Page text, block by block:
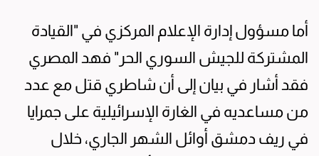
أما مسؤول إدارة الإعلام المركزي في "القيادة
المشتركة للجيش السوري الحر" فهد المصري
فقد أشار في بيان إلى أن شاطري قتل مع عدد
من مساعديه في الغارة الإسرائيلية على جمرايا
في ريف دمشق أوائل الشهر الجاري، خلال